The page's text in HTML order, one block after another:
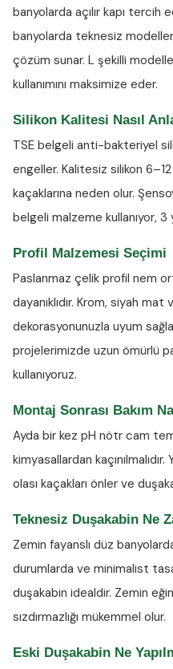
banyolarda açılır kapı tercih
banyolarda teknesiz
çözüm sunar. L şekilli
kullanımını maksimize eder.
Silikon Kalitesi Nasıl
TSE belgeli anti-bakteriyel
engeller. Kalitesiz silikon
kaçaklarına neden olur.
belgeli malzeme kullanıyor, 3
Profil Malzemesi Seçimi
Paslanmaz çelik profil nem
dayanıklıdır. Krom, siyah
dekorasyonunuzla uyum
projelerimizde uzun ömürlü
kullanıyoruz.
Montaj Sonrası Bakım
Ayda bir kez pH nötr cam
kimyasallardan
olası kaçakları önler ve
Teknesiz Duşakabin Ne
Zemin fayanslı düz
durumlarda ve minimalist
duşakabin idealdir. Zemin
sızdırmazlığı mükemmel olur.
Eski Duşakabin Ne